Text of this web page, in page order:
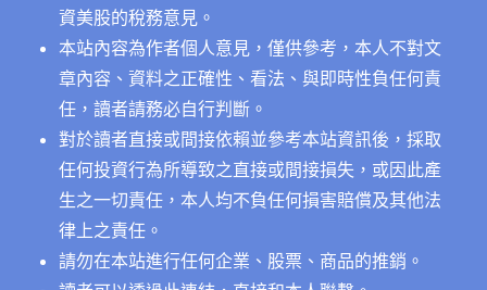
資美股的稅務意見。
本站內容為作者個人意見，僅供參考，本人不對文
章內容、資料之正確性、看法、與即時性負任何責
任，讀者請務必自行判斷。
對於讀者直接或間接依賴並參考本站資訊後，採取
任何投資行為所導致之直接或間接損失，或因此產
生之一切責任，本人均不負任何損害賠償及其他法
律上之責任。
請勿在本站進行任何企業、股票、商品的推銷。